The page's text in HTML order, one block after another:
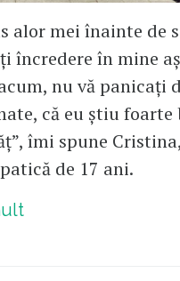
alor mei înainte de
încredere în mine
nu vă panicați
că eu știu foarte
îmi spune
de 17 ani.